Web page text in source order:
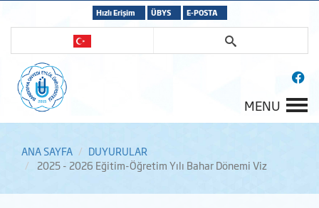
Hızlı Erişim ÜBYS E-POSTA
MENU
ANA SAYFA
DUYURULAR
2025 - 2026 Eğitim-Öğretim Yılı Bahar Dönemi Viz